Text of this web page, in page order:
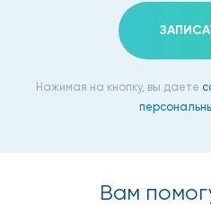
Нажимая на кнопку, вы даете
Вам